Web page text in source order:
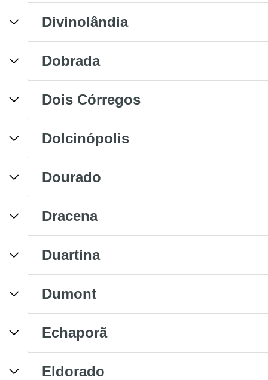
Divinolândia
Dobrada
Dois Córregos
Dolcinópolis
Dourado
Dracena
Duartina
Dumont
Echaporã
Eldorado